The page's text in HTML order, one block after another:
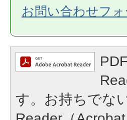
お問い合わせフォ
す。お持ちでな